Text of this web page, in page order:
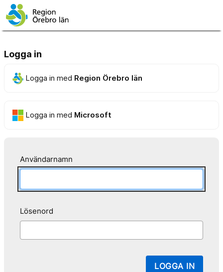
Logga in
Logga in med Region Örebro län
Logga in med Microsoft
Användarnamn
Lösenord
LOGGA IN